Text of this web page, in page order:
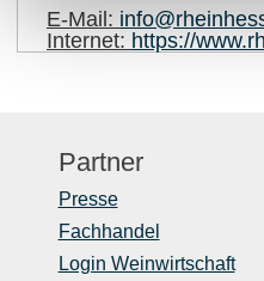
E-Mail:
Internet: https://
Partner
Presse
Fachhandel
Login Weinwirtschaft